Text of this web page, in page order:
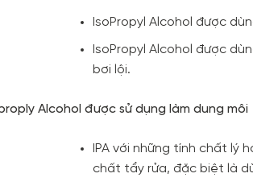
IsoPropyl Alcohol được
IsoPropyl Alcohol được
bơi lội.
Alcohol được sử dụng làm dung môi
IPA với những tính chất lý
chất tẩy rửa, đặc biệt là